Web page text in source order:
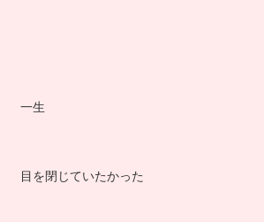
一生
目を閉じていたかった